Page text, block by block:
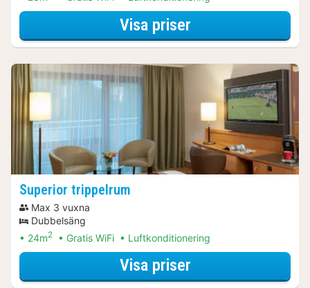
Visa priserför Aktiva
Superior trippelrum
Max 3 vuxna
Dubbelsäng
24m2 Gratis WiFi Luftkonditionering
Visa priserför Aktiva